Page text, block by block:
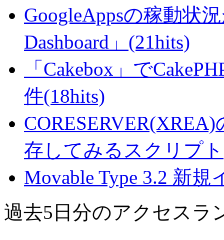
GoogleAppsの稼動状
Dashboard」(21hits)
「Cakebox」で
件(18hits)
存してみるスクリプ
Movable Type 3.2 新
過去5日分のアクセスラ